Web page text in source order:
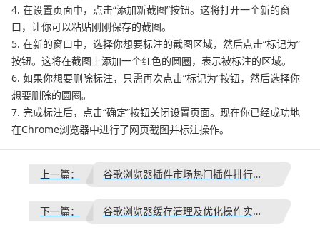
4. 在设置页面中，点击“添加新截图”按钮。这将打开一个新的窗
口，让你可以粘贴刚刚保存的截图。
5. 在新的窗口中，选择你想要标注的截图区域，然后点击“标记为”
按钮。这将在截图上添加一个红色的圆圈，表示被标注的区域。
6. 如果你想要删除标注，只需再次点击“标记为”按钮，然后选择你
想要删除的圆圈。
7. 完成标注后，点击“确定”按钮关闭设置页面。现在你已经成功地
在Chrome浏览器中进行了网页截图并标注操作。
上一篇： 谷歌浏览器插件市场热门插件排行榜及下载推荐
下一篇： 谷歌浏览器缓存清理及优化操作实测经验完整分享